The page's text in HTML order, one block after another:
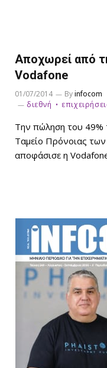
Αποχωρεί από
Vodafone
01/07/2014 Byinfocom
διεθνή
Την πώληση του 49%
Ταμείο Πρόνοιας των
αποφάσισε η